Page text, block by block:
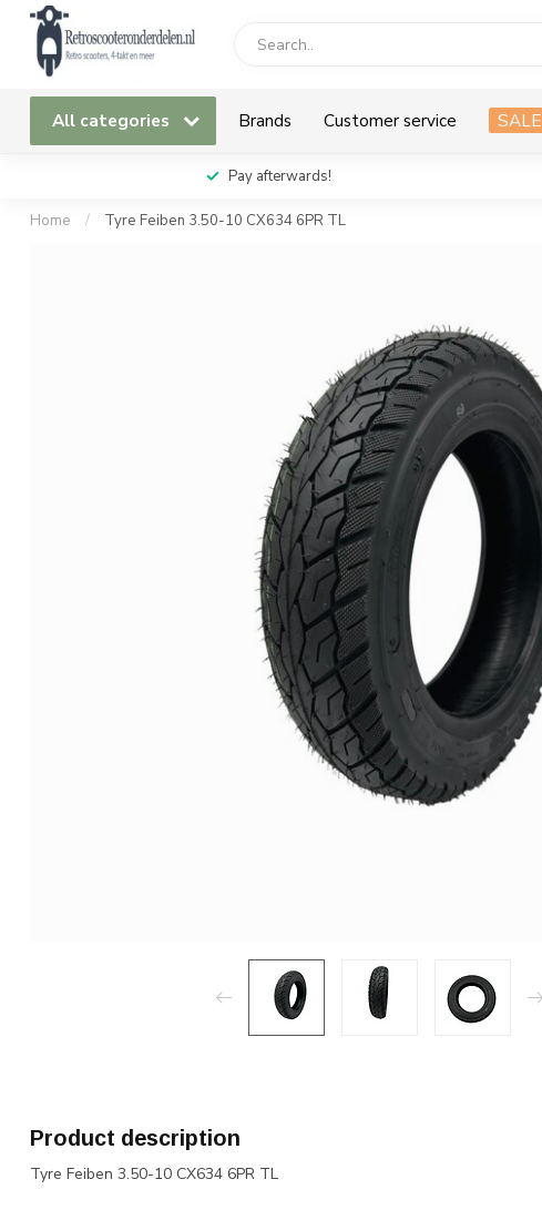
All categories Brands Customer service SALE
Pay afterwards!
Home / Tyre Feiben 3.50-10 CX634 6PR TL
Product description
Tyre Feiben 3.50-10 CX634 6PR TL